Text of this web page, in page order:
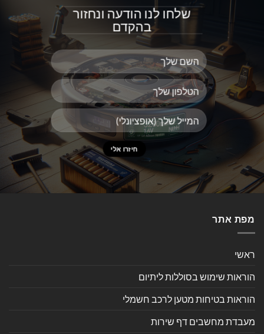
שלחו לנו הודעה ונחזור
בהקדם
מפת אתר
ראשי
הוראות שימוש בסוללות ליתיום
הוראות בטיחות מטען לרכב חשמלי
מעבדת מחשבים דף שירות